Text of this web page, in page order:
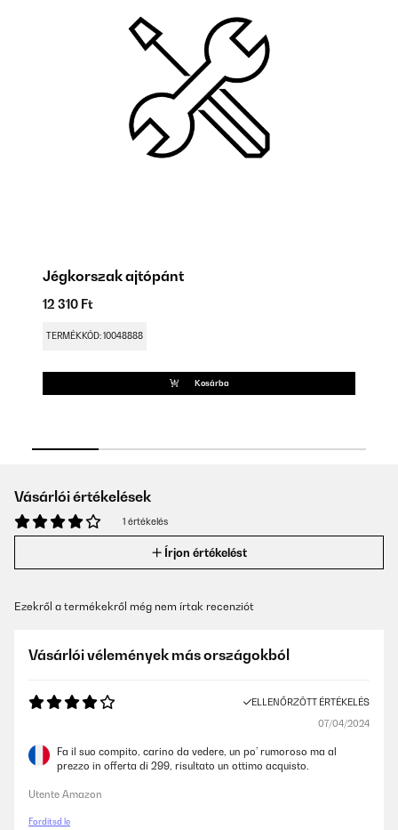
Jégkorszak ajtópánt
12 310 Ft
TERMÉKKÓD: 10048888
Kosárba
Vásárlói értékelések
1 értékelés
Írjon értékelést
Ezekről a termékekről még nem írtak recenziót
Vásárlói vélemények más országokból
ELLENŐRZÖTT ÉRTÉKELÉS
07/04/2024
Fa il suo compito, carino da vedere, un po’ rumoroso ma al
prezzo in offerta di 299, risultato un ottimo acquisto.
Utente Amazon
Fordítsd le